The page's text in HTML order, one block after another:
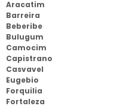
Aracatim
Barreira
Beberibe
Bulugum
Camocim
Capistrano
Casvavel
Eugebio
Forquilia
Fortaleza